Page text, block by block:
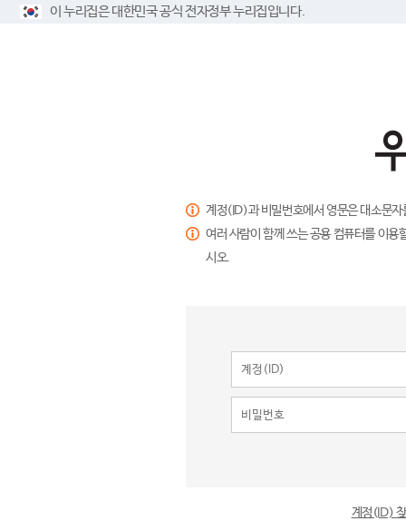
이 누리집은 대한민국 공식 전자정부 누리집입니다.
계정(ID)과 비밀번호에서 영문은 대소문
여러 사람이 함께 쓰는 공용 컴퓨터를 이
시오.
계정(ID)